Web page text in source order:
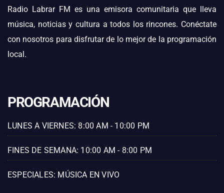
Radio Labrar FM es una emisora comunitaria que lleva
música, noticias y cultura a todos los rincones. Conéctate
con nosotros para disfrutar de lo mejor de la programación
local.
PROGRAMACIÓN
LUNES A VIERNES: 8:00 AM - 10:00 PM
FINES DE SEMANA: 10:00 AM - 8:00 PM
ESPECIALES: MÚSICA EN VIVO